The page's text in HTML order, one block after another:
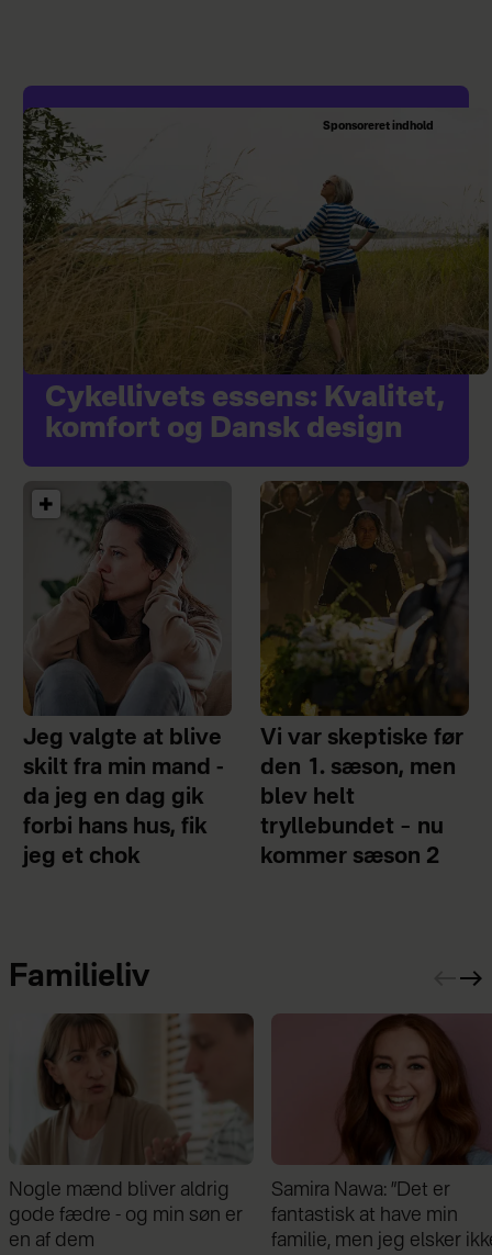
Sponsoreret indhold
Cykellivets essens: Kvalitet,
komfort og Dansk design
Jeg valgte at blive
skilt fra min mand -
da jeg en dag gik
forbi hans hus, fik
jeg et chok
Vi var skeptiske før
den 1. sæson, men
blev helt
tryllebundet – nu
kommer sæson 2
Familieliv
Nogle mænd bliver aldrig
gode fædre - og min søn er
en af dem
Samira Nawa: ”Det er
fantastisk at have min
familie, men jeg elsker